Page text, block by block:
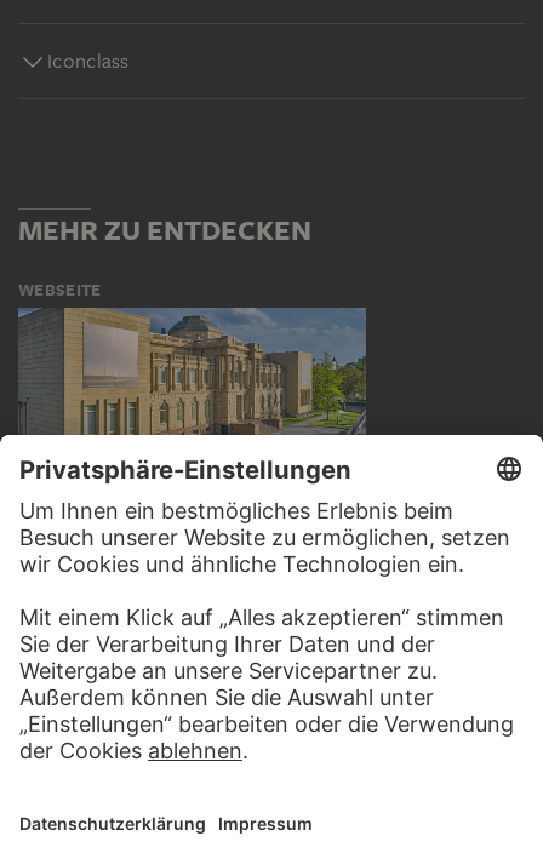
Iconclass
MEHR ZU ENTDECKEN
WEBSEITE
BESUCHEN SIE DAS
STÄDEL MUSEUM
ZUR WEBSEITE